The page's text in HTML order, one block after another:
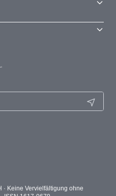
Keine Vervielfältigung ohne